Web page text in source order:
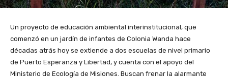
Un proyecto de educación ambiental interinstitucional, que
comenzó en un jardín de infantes de Colonia Wanda hace
décadas atrás hoy se extiende a dos escuelas de nivel primario
de Puerto Esperanza y Libertad, y cuenta con el apoyo del
Ministerio de Ecología de Misiones. Buscan frenar la alarmante